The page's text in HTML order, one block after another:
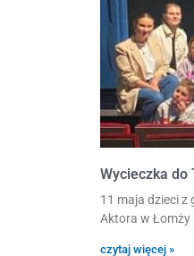
Wycieczka do
11 maja dzieci z
Aktora w Łomży
czytaj więcej »